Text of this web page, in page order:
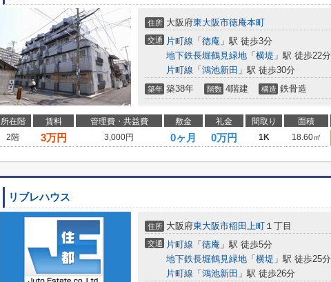
住所 大阪府東大阪市徳庵本町
交通 片町線 「 徳庵 」駅 徒歩3分
地下鉄長堀鶴見緑地 「 横堤 」駅 徒歩22分
片町線 「 鴻池新田 」駅 徒歩30分
築年 築38年 階数 4階建 構造 鉄骨造
所在階 賃料 管理費・共益費 敷金 礼金 間取り 面積
2階
3万円 3,000円 0ヶ月 0万円 1K 18.60㎡
リブレハウス
住所 大阪府東大阪市稲田上町 １丁目
交通 片町線 「 徳庵 」駅 徒歩5分
地下鉄長堀鶴見緑地 「 横堤 」駅 徒歩25分
片町線 「 鴻池新田 」駅 徒歩26分